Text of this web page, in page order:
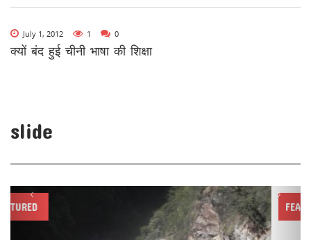
July 1, 2012 1 0
क्यों बंद हुई चीनी भाषा की शिक्षा
slide
FEATURED
‹ ›